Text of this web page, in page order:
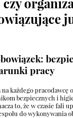
pracy
na każdego pracodawcę
bezpiecznych i
to, że w czasie fali
do wykonywania